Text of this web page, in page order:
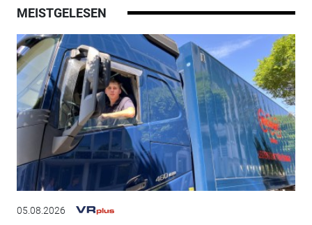
MEISTGELESEN
05.08.2026